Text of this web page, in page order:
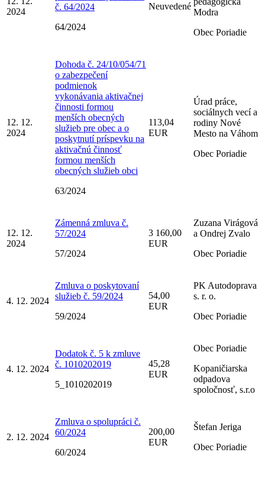
2024
č. 64/2024
64/2024
Neuvedené
Modra
Obec Poriadie
12. 12.
2024
Dohoda č. 24/10/054/71
o zabezpečení
podmienok
vykonávania aktivačnej
činnosti formou
menších obecných
služieb pre obec a o
poskytnutí príspevku na
aktivačnú činnosť
formou menších
obecných služieb obci
63/2024
113,04
EUR
Úrad práce,
sociálnych vecí a
rodiny Nové
Mesto na Váhom
Obec Poriadie
12. 12.
2024
Zámenná zmluva č.
57/2024
57/2024
3 160,00
EUR
Zuzana Virágová
a Ondrej Zvalo
Obec Poriadie
4. 12. 2024
Zmluva o poskytovaní
služieb č. 59/2024
59/2024
54,00
EUR
PK Autodoprava
s. r. o.
Obec Poriadie
4. 12. 2024
Dodatok č. 5 k zmluve
č. 1010202019
5_1010202019
45,28
EUR
Obec Poriadie
Kopaničiarska
odpadova
spoločnosť, s.r.o
2. 12. 2024
Zmluva o spolupráci č.
60/2024
60/2024
200,00
EUR
Štefan Jeriga
Obec Poriadie